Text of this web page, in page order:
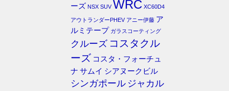
ーズ NSX SUV WRC XC60D4
アウトランダーPHEV アニー伊藤 ア
ルミテープ ガラスコーティング
クルーズ コスタクル
ーズ コスタ・フォーチュ
ナ サムイ シアヌークビル
シンガポール ジャカル